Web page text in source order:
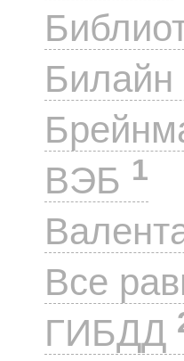
Билайн
ВЭБ 1
Все
ГИБДД